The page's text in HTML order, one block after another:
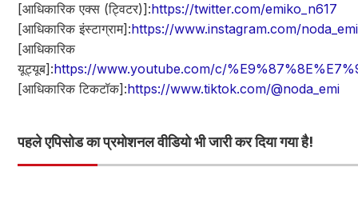
[आधिकारिक एक्स (ट्विटर)]:https://twitter.com/emiko_n617
[आधिकारिक इंस्टाग्राम]:https://www.instagram.com/
[आधिकारिक
यूट्यूब]:https://www.youtube.com/c/
[आधिकारिक टिकटॉक]:https://www.tiktok.com/@noda_emi
पहले एपिसोड का प्रमोशनल वीडियो भी जारी कर दिया गया है!